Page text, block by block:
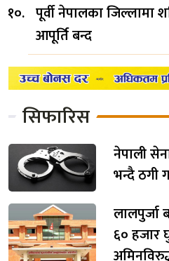
पूर्वी नेपालका जिल्लामा
आपूर्ति बन्द
सिफारिस
नेपाली
भन्दै ठगी
लालपुर्जा
६० हजार